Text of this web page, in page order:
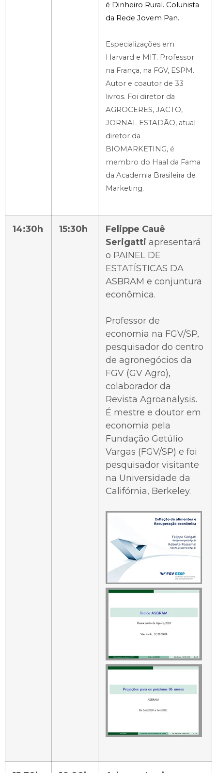
é Dinheiro Rural. Colunista
da Rede Jovem Pan.
Especializações em
Harvard e MIT. Professor
na França, na FGV, ESPM.
Autor e coautor de 33
livros. Foi diretor da
AGROCERES, JACTO,
JORNAL ESTADÃO, atual
diretor da
BIOMARKETING, é
membro do Haal da Fama
da Academia Brasileira de
Marketing.
14:30h 15:30h
Felippe Cauê
Serigatti apresentará
o PAINEL DE
ESTATÍSTICAS DA
ASBRAM e conjuntura
econômica.
Professor de
economia na FGV/SP,
pesquisador do centro
de agronegócios da
FGV (GV Agro),
colaborador da
Revista Agroanalysis.
É mestre e doutor em
economia pela
Fundação Getúlio
Vargas (FGV/SP) e foi
pesquisador visitante
na Universidade da
Califórnia, Berkeley.